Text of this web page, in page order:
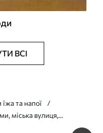
ВСІ
та напої
міська вулиця,